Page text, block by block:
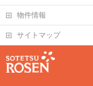
物件情報
サイトマップ